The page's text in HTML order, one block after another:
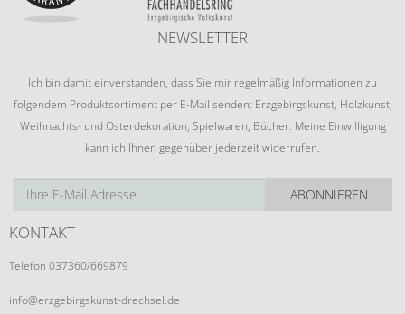
NEWSLETTER
Ich bin damit einverstanden, dass Sie mir regelmäßig Informationen zu
folgendem Produktsortiment per E-Mail senden: Erzgebirgskunst, Holzkunst,
Weihnachts- und Osterdekoration, Spielwaren, Bücher. Meine Einwilligung
kann ich Ihnen gegenüber jederzeit widerrufen.
ABONNIEREN
KONTAKT
Telefon 037360/669879
info@erzgebirgskunst-drechsel.de